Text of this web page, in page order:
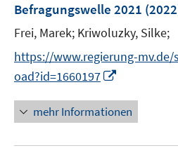
Befragungswelle 2021
Frei, Marek; Kriwoluzky, Silke;
https://www.regierung-
oad?id=1660197
n
e
u
mehr Informationen